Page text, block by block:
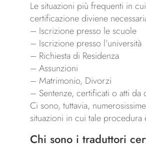
Le situazioni più frequenti in
certificazione diviene
– Iscrizione presso le scuole
– Iscrizione presso l’università
– Richiesta di Residenza
– Assunzioni
– Matrimonio, Divorzi
– Sentenze, certificati o atti da
Ci sono, tuttavia,
situazioni in cui tale procedura
Chi sono i traduttori